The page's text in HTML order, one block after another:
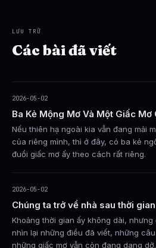
LƯU TRỮ
Các bài đã viết
2026-05-02
Ba Kẻ Mộng Mơ Và Một Giấc Mơ
Nếu thiên hạ ngoài kia vẫn đang mải
của riêng mình, thì ở đây, có ba kẻ
đuổi giấc mơ ấy theo cách rất riêng.
2026-05-02
Chúng ta trở về nhà sau thời
Khoảng thời gian ấy không dài,
nhìn lại những điều đã viết, những
những giấc mơ vẫn còn đang dang dở.